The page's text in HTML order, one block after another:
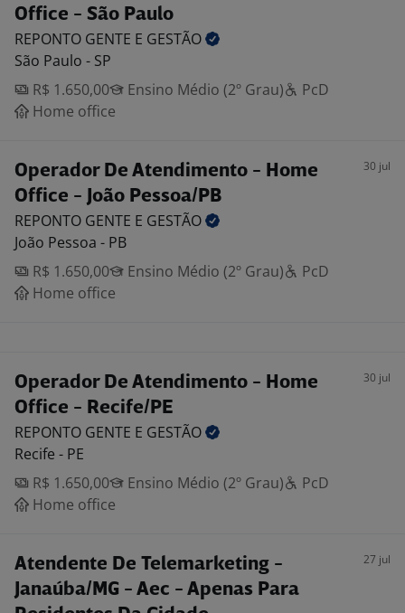
Office - São Paulo
REPONTO GENTE E GESTÃO
São Paulo - SP
R$ 1.650,00
Ensino Médio (2º Grau)
PcD
Home office
Operador De Atendimento - Home
Office - João Pessoa/PB
30 jul
REPONTO GENTE E GESTÃO
João Pessoa - PB
R$ 1.650,00
Ensino Médio (2º Grau)
PcD
Home office
Operador De Atendimento - Home
Office - Recife/PE
30 jul
REPONTO GENTE E GESTÃO
Recife - PE
R$ 1.650,00
Ensino Médio (2º Grau)
PcD
Home office
Atendente De Telemarketing -
Janaúba/MG - Aec - Apenas Para
27 jul